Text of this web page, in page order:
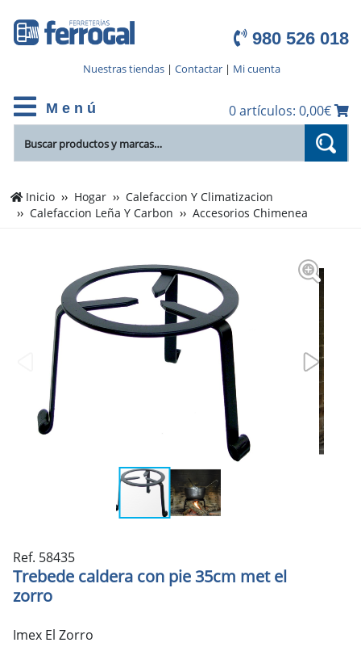
980 526 018
Nuestras tiendas| Contactar| Mi cuenta
M e n ú 0 artículos: 0,00€
Inicio Hogar
Calefaccion Y Climatizacion
Calefaccion Leña Y Carbon
Accesorios Chimenea
Ref. 58435
Trebede caldera con pie 35cm met el
zorro
Imex El Zorro